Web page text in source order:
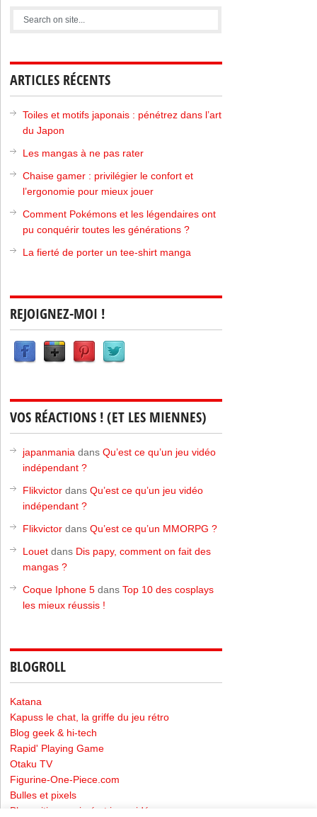
ARTICLES RÉCENTS
Toiles et motifs japonais : pénétrez dans l’art
du Japon
Les mangas à ne pas rater
Chaise gamer : privilégier le confort et
l’ergonomie pour mieux jouer
Comment Pokémons et les légendaires ont
pu conquérir toutes les générations ?
La fierté de porter un tee-shirt manga
REJOIGNEZ-MOI !
VOS RÉACTIONS ! (ET LES MIENNES)
japanmania dansQu’est ce qu’un jeu vidéo
indépendant ?
Flikvictor dansQu’est ce qu’un jeu vidéo
indépendant ?
Flikvictor dansQu’est ce qu’un MMORPG ?
Louet dans Dis papy, comment on fait des
mangas ?
Coque Iphone 5 dansTop 10 des cosplays
les mieux réussis !
BLOGROLL
Katana
Kapuss le chat, la griffe du jeu rétro
Blog geek & hi-tech
Rapid' Playing Game
Otaku TV
Figurine-One-Piece.com
Bulles et pixels
Blog critique animé et jeux vidéo